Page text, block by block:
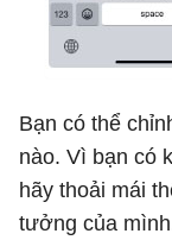
Bạn có thể
nào. Vì bạn có
hãy thoải mái
tưởng của